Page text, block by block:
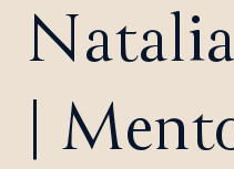
|